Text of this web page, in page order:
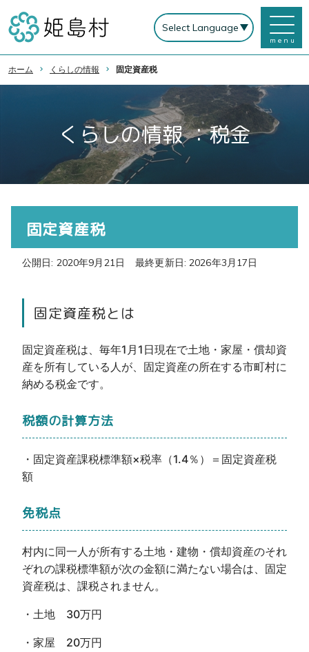
menu
ホーム くらしの情報 固定資産税
くらしの情報 ：税金
固定資産税
公開日: 2020年9月21日 最終更新日: 2026年3月17日
固定資産税とは
固定資産税は、毎年1月1日現在で土地・家屋・償却資
産を所有している人が、固定資産の所在する市町村に
納める税金です。
税額の計算方法
・固定資産課税標準額×税率（1.4％）＝固定資産税
額
免税点
村内に同一人が所有する土地・建物・償却資産のそれ
ぞれの課税標準額が次の金額に満たない場合は、固定
資産税は、課税されません。
・土地 30万円
・家屋 20万円